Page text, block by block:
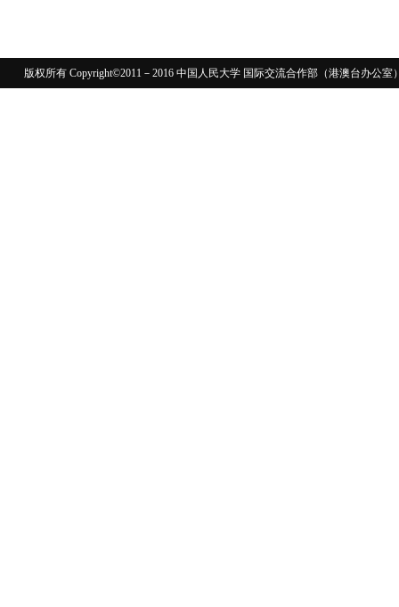
版权所有 Copyright©2011－2016 中国人民大学 国际交流合作部（港澳台办